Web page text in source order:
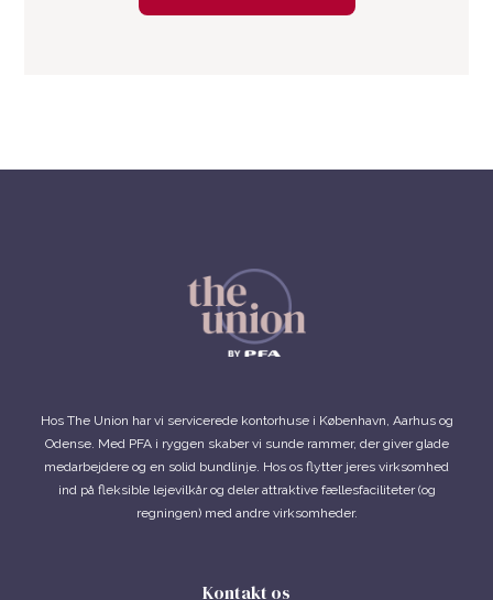
Hos The Union har vi servicerede kontorhuse i København, Aarhus og
Odense. Med PFA i ryggen skaber vi sunde rammer, der giver glade
medarbejdere og en solid bundlinje. Hos os flytter jeres virksomhed
ind på fleksible lejevilkår og deler attraktive fællesfaciliteter (og
regningen) med andre virksomheder.
Kontakt os